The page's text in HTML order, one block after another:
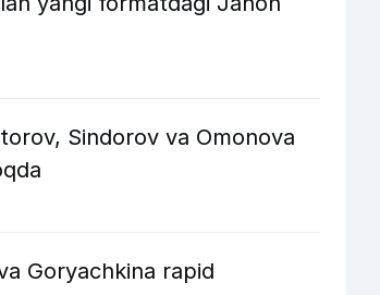
Sindorov va Omonova
Goryachkina rapid